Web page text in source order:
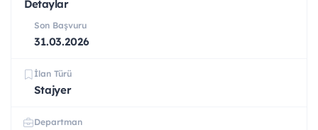
Detaylar
Son Başvuru
31.03.2026
İlan Türü
Stajyer
Departman